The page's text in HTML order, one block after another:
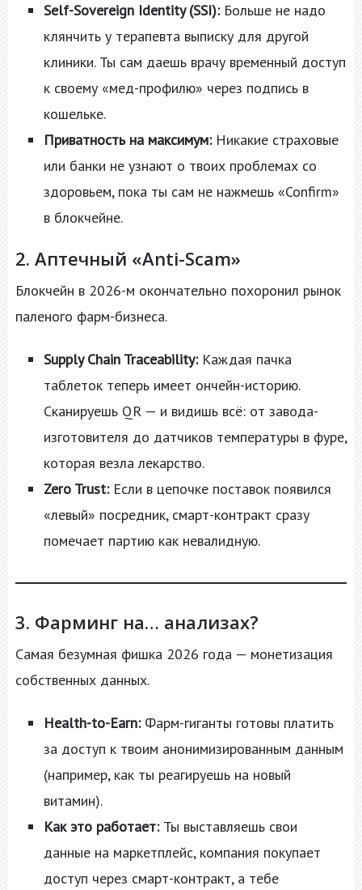
Self-Sovereign Identity (SSI):Больше не надо
клянчить у терапевта выписку для другой
клиники. Ты сам даешь врачу временный доступ
к своему «мед-профилю» через подпись в
кошельке.
Приватность на максимум:Никакие страховые
или банки не узнают о твоих проблемах со
здоровьем, пока ты сам не нажмешь «Confirm»
в блокчейне.
2. Аптечный «Anti-Scam»
Блокчейн в 2026-м окончательно похоронил рынок
паленого фарм-бизнеса.
Supply Chain Traceability:Каждая пачка
таблеток теперь имеет ончейн-историю.
Сканируешь QR — и видишь всё: от завода-
изготовителя до датчиков температуры в фуре,
которая везла лекарство.
Zero Trust:Если в цепочке поставок появился
«левый» посредник, смарт-контракт сразу
помечает партию как невалидную.
3. Фарминг на… анализах?
Самая безумная фишка 2026 года — монетизация
собственных данных.
Health-to-Earn:Фарм-гиганты готовы платить
за доступ к твоим анонимизированным данным
(например, как ты реагируешь на новый
витамин).
Как это работает:Ты выставляешь свои
данные на маркетплейс, компания покупает
доступ через смарт-контракт, а тебе